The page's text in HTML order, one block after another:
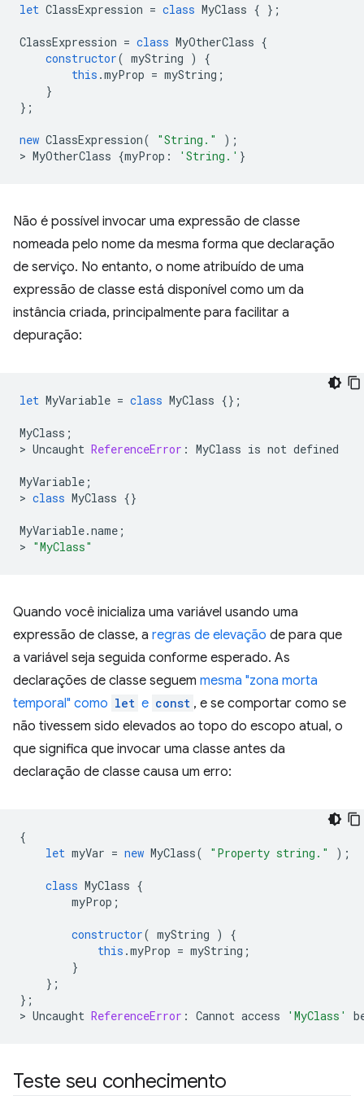
let ClassExpression = class MyClass { };
ClassExpression = class MyOtherClass {
constructor( myString )
{
this .myProp = myString ;
}
};
new ClassExpression( "String."
);
> MyOtherClass {myProp : 'String.' }
Não é possível invocar uma expressão de classe
nomeada pelo nome da mesma forma que declaração
de serviço. No entanto, o nome atribuído de uma
expressão de classe está disponível como um da
instância criada, principalmente para facilitar a
depuração:
let MyVariable = class MyClass {};
MyClass ;
> Uncaught ReferenceError : MyClass is not defined
MyVariable ;
> class MyClass {}
MyVariable.name ;
> "MyClass"
Quando você inicializa uma variável usando uma
expressão de classe, a regras de elevação de para que
a variável seja seguida conforme esperado. As
declarações de classe seguem mesma "zona morta
temporal" como let e const , e se comportar como se
não tivessem sido elevados ao topo do escopo atual, o
que significa que invocar uma classe antes da
declaração de classe causa um erro:
{
let myVar = new MyClass( "Property string." );
class MyClass {
myProp ;
constructor( myString )
{
this .myProp = myString ;
}
};
};
> Uncaught ReferenceError : Cannot access 'MyClass'
Teste seu conhecimento